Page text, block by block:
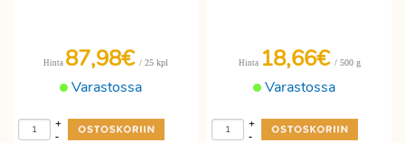
Varastossa
Hinta 87,98€ / 25 kpl
-
+
Varastossa
Hinta 18,66€ / 500 g
-
+